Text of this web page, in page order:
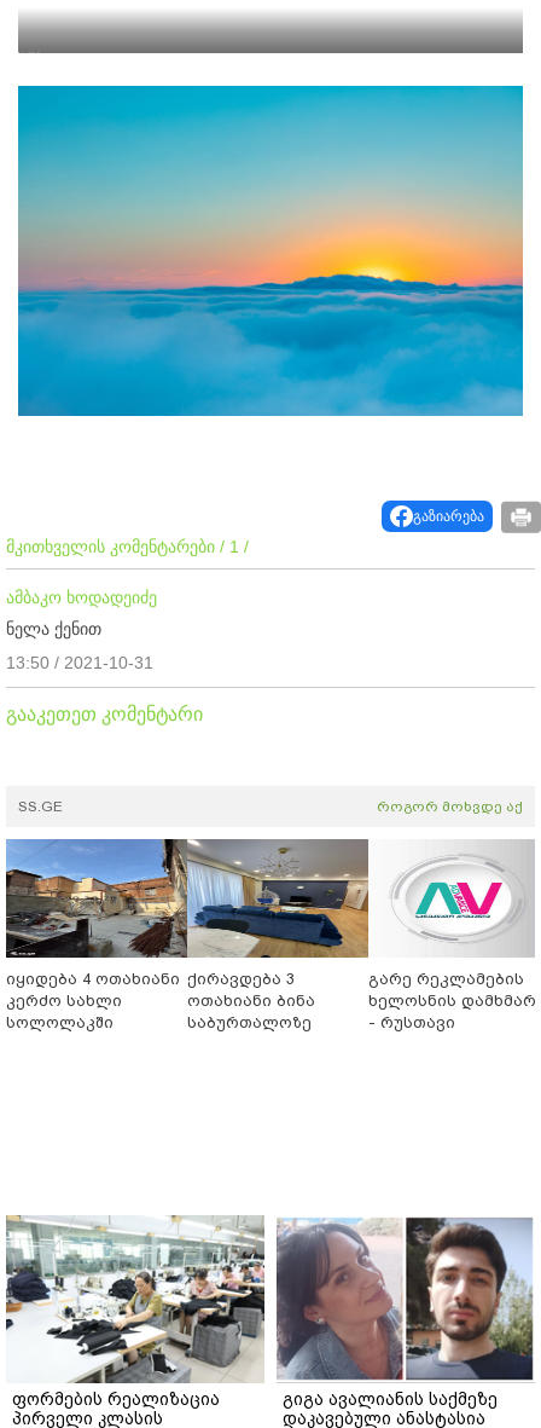
გაზიარება
მკითხველის კომენტარები / 1 /
ამბაკო ხოდადეიძე
ნელა ქენით
13:50 / 2021-10-31
გააკეთეთ კომენტარი
SS.GE როგორ მოხვდე აქ
იყიდება 4 ოთახიანი
კერძო სახლი
სოლოლაკში
ქირავდება 3
ოთახიანი ბინა
საბურთალოზე
გარე რეკლამების
ხელოსნის
- რუსთავი
ფორმების რეალიზაცია
პირველი კლასის
გიგა ავალიანის საქმეზე
დაკავებული ანასტასია